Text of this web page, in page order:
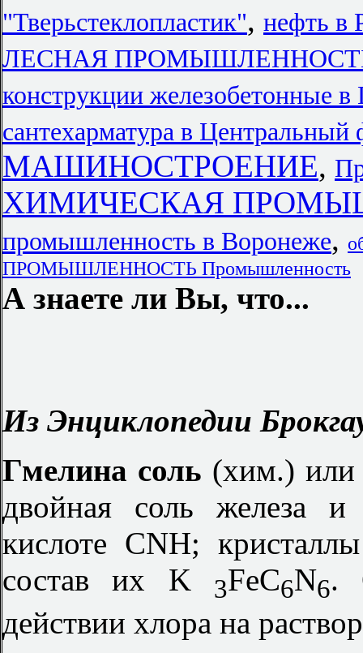
"Тверьстеклопластик", нефть в
ЛЕСНАЯ ПРОМЫШЛЕННОСТЬ
конструкции железобетонные
сантехарматура в Центральный
МАШИНОСТРОЕНИЕ,
ХИМИЧЕСКАЯ
промышленность в Воронеже,
ПРОМЫШЛЕННОСТЬ Промышленность
А знаете ли Вы, что...
Из Энциклопедии
Гмелина соль (хим.)
двойная соль железа и
кислоте CNH;
состав их K
3FeC6N6.
действии хлора на